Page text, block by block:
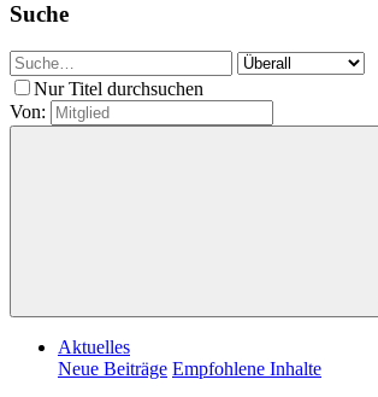
Suche
Nur Titel durchsuchen
Von:
Aktuelles
Neue Beiträge Empfohlene Inhalte